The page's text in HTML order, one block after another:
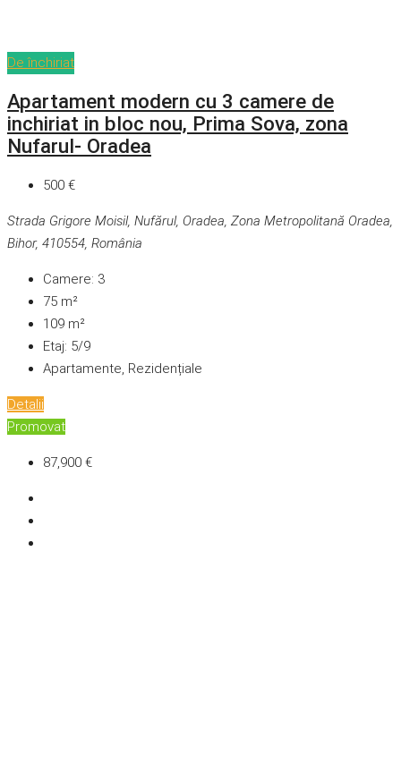
De închiriat
Apartament modern cu 3 camere de
inchiriat in bloc nou, Prima Sova, zona
Nufarul- Oradea
500 €
Strada Grigore Moisil, Nufărul, Oradea, Zona Metropolitană Oradea,
Bihor, 410554, România
Camere: 3
75 m²
109 m²
Etaj: 5/9
Apartamente, Rezidențiale
Detalii
Promovat
87,900 €